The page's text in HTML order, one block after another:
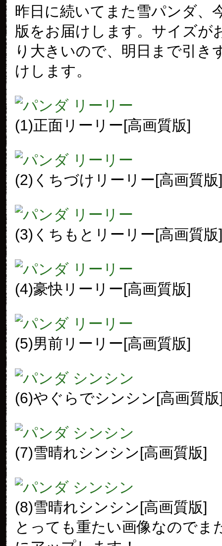
昨日に続いてまた雪パンダ、
版をお届けします。サイズが
り大きいので、明日まで引き
けします。
(1)正面リーリー[高画質版]
(2)くちづけリーリー[高画質版]
(3)くちもとリーリー[高画質版]
(4)豪快リーリー[高画質版]
(5)男前リーリー[高画質版]
(6)やぐらでシンシン[高画質
(7)雪晴れシンシン[高画質版]
(8)雪晴れシンシン[高画質版]
とっても重たい画像なのでま